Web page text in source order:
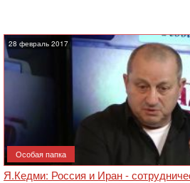
28 февраль 2017
Особая папка
Я.Кедми: Россия и Иран -